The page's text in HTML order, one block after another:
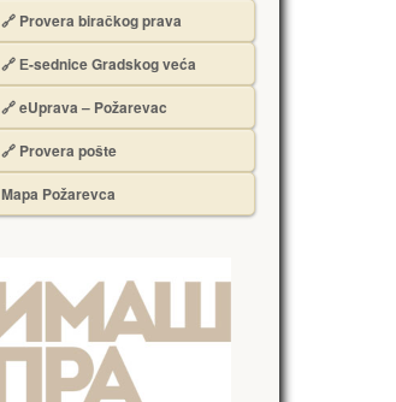
🔗 Provera biračkog prava
🔗 Е-sednice Gradskog veća
🔗 eUprava – Požarevac
🔗 Provera pošte
Mapa Požarevca